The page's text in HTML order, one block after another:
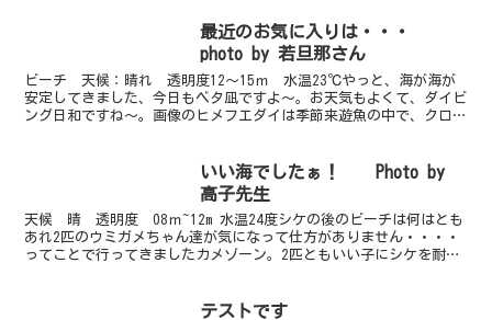
しました。それもビーチです。大きさ
は・・・・・・...
最近のお気に入りは・・・
photo by 若旦那さん
ビーチ 天候：晴れ 透明度12～15ｍ 水温23℃やっと、海が海が
安定してきました、今日もベタ凪ですよ～。お天気もよくて、ダイビ
ング日和ですね～。画像のヒメフエダイは季節来遊魚の中で、クロス
いい海でしたぁ！ Photo by
高子先生
天候 晴 透明度 08ｍ~12m 水温24度シケの後のビーチは何はとも
あれ2匹のウミガメちゃん達が気になって仕方がありません・・・・
ってことで行ってきましたカメゾーン。2匹ともいい子にシケを耐え
テストです